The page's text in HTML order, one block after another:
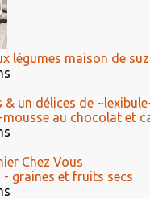
légumes maison de
& un délices de
mousse au chocolat et
Chez Vous
- graines et fruits secs